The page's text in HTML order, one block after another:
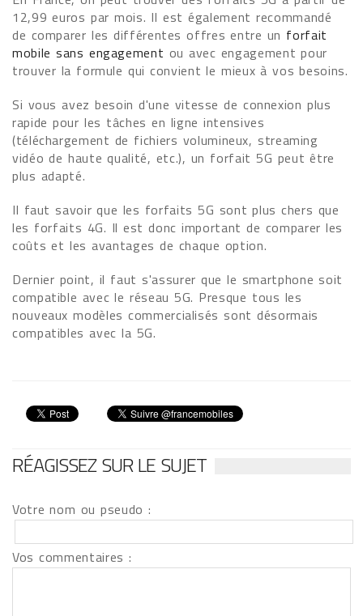
12,99 euros par mois. Il est également recommandé
de comparer les différentes offres entre un forfait
mobile sans engagement ou avec engagement pour
trouver la formule qui convient le mieux à vos besoins.
Si vous avez besoin d'une vitesse de connexion plus
rapide pour les tâches en ligne intensives
(téléchargement de fichiers volumineux, streaming
vidéo de haute qualité, etc.), un forfait 5G peut être
plus adapté.
Il faut savoir que les forfaits 5G sont plus chers que
les forfaits 4G. Il est donc important de comparer les
coûts et les avantages de chaque option.
Dernier point, il faut s'assurer que le smartphone soit
compatible avec le réseau 5G. Presque tous les
nouveaux modèles commercialisés sont désormais
compatibles avec la 5G.
RÉAGISSEZ SUR LE SUJET
Votre nom ou pseudo :
Vos commentaires :